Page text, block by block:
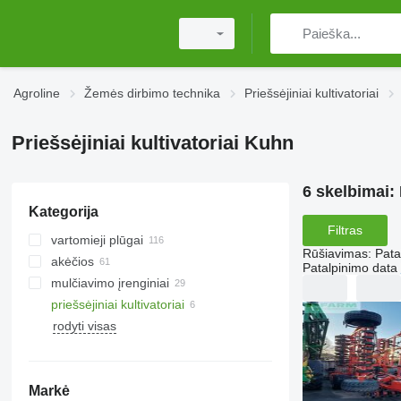
Agroline Žemės dirbimo technika Priešsėjiniai kultivatoriai
Priešsėjiniai kultivatoriai Kuhn
Kategorija
vartomieji plūgai
akėčios
diskinės akėčios
aktyvios akėčios
spyruoklinių virbalų akėčios
mulčiavimo įrenginiai
traktoriniai smulkintuvai
priešsėjiniai kultivatoriai
Kembridžo volai
rodyti visas
Markė
6 skelbimai:
Filtras
Rūšiavimas:
Patalpinimo data